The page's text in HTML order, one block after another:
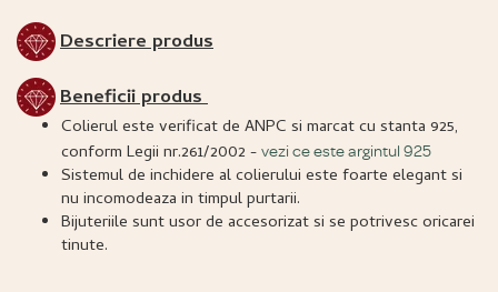
Descriere produs
Beneficii produs
Colierul este verificat de ANPC si marcat cu stanta 925,
conform Legii nr.261/2002 - vezi ce este argintul 925
Sistemul de inchidere al colierului este foarte elegant si
nu incomodeaza in timpul purtarii.
Bijuteriile sunt usor de accesorizat si se potrivesc oricarei
tinute.